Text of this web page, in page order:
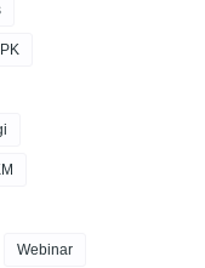
Webinar